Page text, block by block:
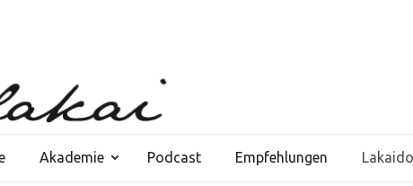
Akademie Podcast Empfehlungen